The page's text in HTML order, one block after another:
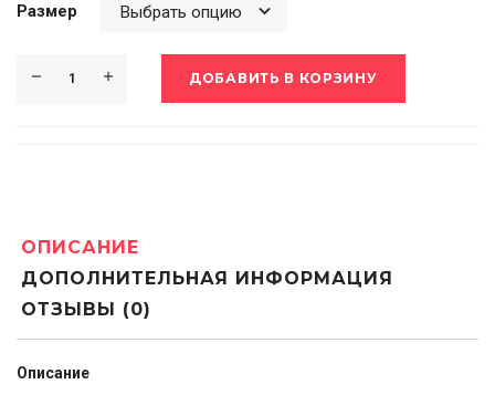
Размер
ДОБАВИТЬ В КОРЗИНУ
ОПИСАНИЕ
ДОПОЛНИТЕЛЬНАЯ ИНФОРМАЦИЯ
ОТЗЫВЫ (0)
Описание